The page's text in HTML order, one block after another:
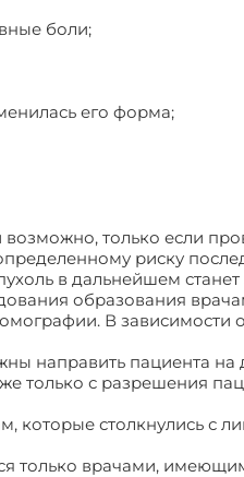
боли;
его форма;
только если
риску
в дальнейшем
образования
В зависимости
направить пациента на
только с разрешения
столкнулись с
врачами,